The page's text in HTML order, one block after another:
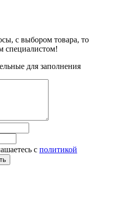
с выбором товара, то
специалистом!
для заполнения
с политикой